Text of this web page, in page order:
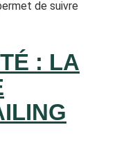
de suivre
: LA